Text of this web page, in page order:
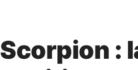
Scorpion :